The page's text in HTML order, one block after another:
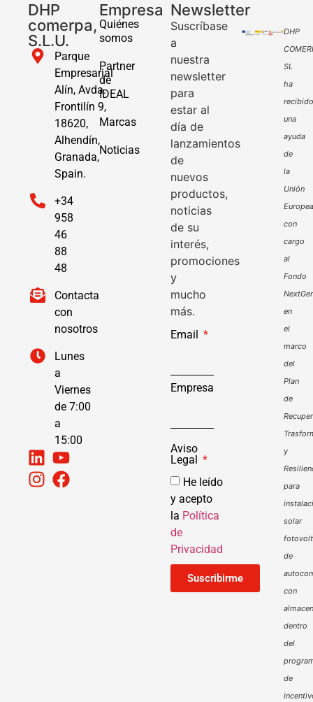
DHP
comerpa,
S.L.U.
Parque
Empresarial
Alín, Avda.
Frontilín 9,
18620,
Alhendín,
Granada,
Spain.
+34
958
46
88
48
Contacta
con
nosotros
Lunes
a
Viernes
de 7:00
a
15:00
Empresa
Quiénes
somos
Partner
de
IDEAL
Marcas
Noticias
Newsletter
Suscríbase
a
nuestra
newsletter
para
estar al
día de
lanzamientos
de
nuevos
productos,
noticias
de su
interés,
promociones
y
mucho
más.
Email
Empresa
Aviso
Legal
He leído
y acepto
la Política
de
Privacidad
Suscribirme
DHP
SL
ha
recibido
una
ayuda
de
la
Unión
Europea
con
cargo
al
Fondo
en
el
marco
del
Plan
de
y
para
solar
de
con
dentro
del
de